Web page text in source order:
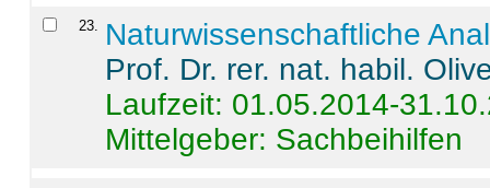
23. Naturwissenschaftliche
Prof. Dr. rer. nat. habil.
Laufzeit: 01.05.2014-
Mittelgeber: Sachbeihilfen